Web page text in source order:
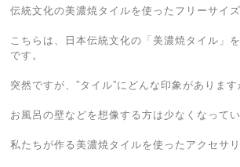
伝統文化の美濃焼タイルを使ったフリーサイズ
こちらは、日本伝統文化の「美濃焼タイル」
です。
突然ですが、”タイル”にどんな印象があります
お風呂の壁などを想像する方は少なくなって
私たちが作る美濃焼タイルを使ったアクセサリ